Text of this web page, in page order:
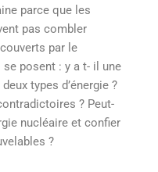
parce que les
pas combler
par le
posent : y a t- il une
types d’énergie ?
? Peut-
nucléaire et confier
?